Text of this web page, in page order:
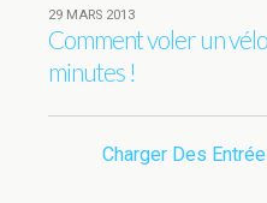
29 MARS 2013
Comment voler un
minutes !
Charger Des